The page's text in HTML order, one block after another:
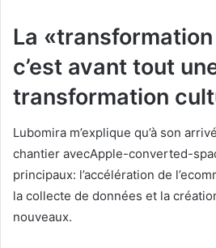
La
c’est avant tout
transformation
Lubomira m’explique qu’à son
chantier avecApple-converted-
principaux: l’accélération de
la collecte de données et la
nouveaux.